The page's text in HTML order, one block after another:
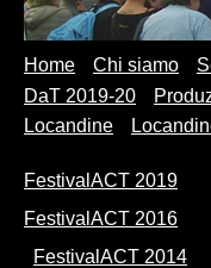
Home Chi siamo
DaT 2019-20
Locandine
FestivalACT 2019
FestivalACT 2016
FestivalACT 2014